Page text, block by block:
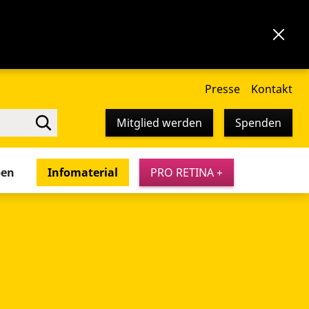
Presse Kontakt
Mitglied werden Spenden
Infomaterial PRO RETINA +